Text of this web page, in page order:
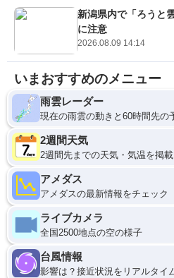
新潟県内で「ろうと
に注意
2026.08.09 14:14
いまおすすめのメニュー
雨雲レーダー
現在の雨雲の動きと60時間先の
2週間天気
2週間先までの天気・気温を掲載
アメダス
アメダスの最新情報をチェック
ライブカメラ
全国2500地点の空の様子
台風情報
影響は？接近状況をリアルタイ